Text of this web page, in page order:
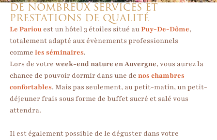
DE NOMBREUX SERVICES ET
PRESTATIONS DE QUALITÉ
Le Pariou est un hôtel 3 étoiles situé auPuy-De-Dôme,
totalement adapté aux évènements professionnels
comme les séminaires.
Lors de votre week-end nature en Auvergne, vous aurez la
chance de pouvoir dormir dans une de nos chambres
confortables. Mais pas seulement, au petit-matin, un petit-
déjeuner frais sous forme de buffet sucré et salé vous
attendra.
Il est également possible de le déguster dans votre